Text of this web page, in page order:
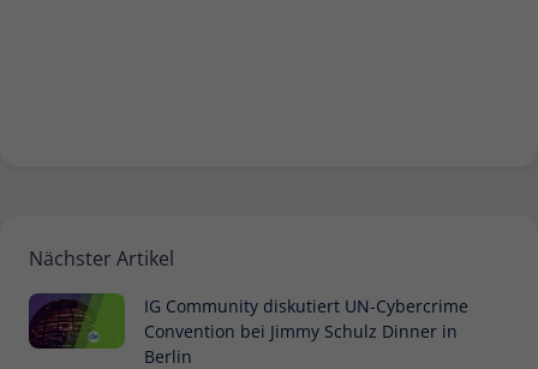
Nächster Artikel
IG Community diskutiert UN-Cybercrime
Convention bei Jimmy Schulz Dinner in
Berlin